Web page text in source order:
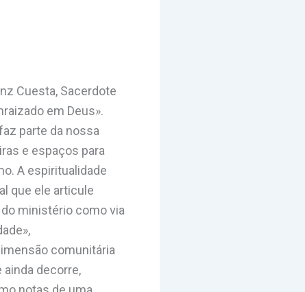
Cuesta, Sacerdote
em Deus».
parte da nossa
e espaços para
A espiritualidade
que ele articule
ministério como via
comunitária
ainda decorre,